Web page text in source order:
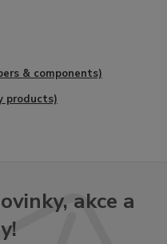
& components)
products)
akce a